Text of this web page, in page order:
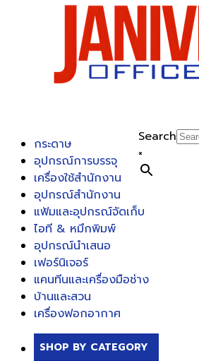
Search
×
กระดาษ
อุปกรณ์การบรรจุ
เครื่องใช้สำนักงาน
อุปกรณ์สำนักงาน
แฟ้มและอุปกรณ์จัดเก็บ
ไอที & หมึกพิมพ์
อุปกรณ์นำเสนอ
เฟอร์นิเจอร์
แคนทีนและเครื่องมือช่าง
บ้านและสวน
เครื่องฟอกอากาศ
SHOP BY CATEGORY